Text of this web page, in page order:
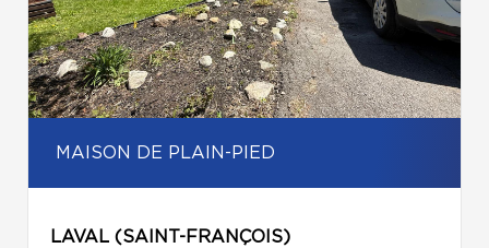
MAISON DE PLAIN-PIED
LAVAL (SAINT-FRANÇOIS)